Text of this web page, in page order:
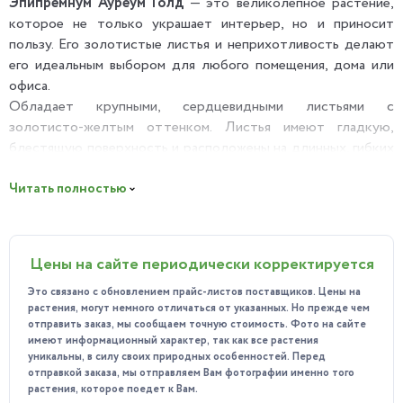
которое не только украшает интерьер, но и приносит
пользу. Его золотистые листья и неприхотливость делают
его идеальным выбором для любого помещения, дома или
офиса.
Обладает крупными, сердцевидными листьями с
золотисто-желтым оттенком. Листья имеют гладкую,
блестящую поверхность и расположены на длинных, гибких
значительных размеров, что делает его отличным
Польза
Эпипремнум не только украшает интерьер, но и приносит
пользу. Он очищает воздух от вредных веществ, таких как
формальдегид и бензол, что делает его идеальным выбором
для жилых и офисных помещений. Кроме того, растение
способствует улучшению микроклимата в помещении,
повышая влажность воздуха.
Особенности ухода
Читать полностью
Цены на сайте периодически корректируется
Это связано с обновлением прайс-листов поставщиков. Цены на
растения, могут немного отличаться от указанных. Но прежде чем
отправить заказ, мы сообщаем точную стоимость. Фото на сайте
имеют информационный характер, так как все растения
уникальны, в силу своих природных особенностей. Перед
отправкой заказа, мы отправляем Вам фотографии именно того
растения, которое поедет к Вам.